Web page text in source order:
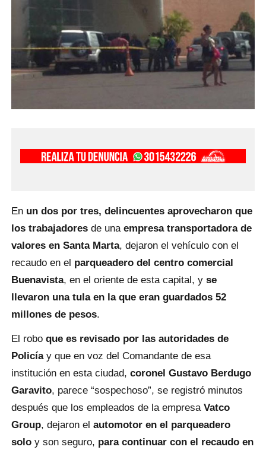
En un dos por tres, delincuentes aprovecharon que
los trabajadores de unaempresa transportadora de
valores en Santa Marta, dejaron el vehículo con el
recaudo en el parqueadero del centro comercial
Buenavista, en el oriente de esta capital, yse
llevaron una tula en la que eran guardados 52
millones de pesos.
El roboque es revisado por las autoridades de
Policíay que en voz del Comandante de esa
institución en esta ciudad,coronel Gustavo Berdugo
Garavito, parece “sospechoso”, se registró minutos
después que los empleados de la empresaVatco
Group, dejaron elautomotor en el parqueadero
solo y son seguro, para continuar con el recaudo en